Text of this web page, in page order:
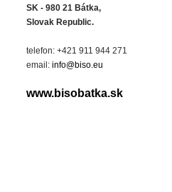
SK - 980 21 Bátka,
Slovak Republic.
telefon: +421 911 944 271
email: info@biso.eu
www.bisobatka.sk